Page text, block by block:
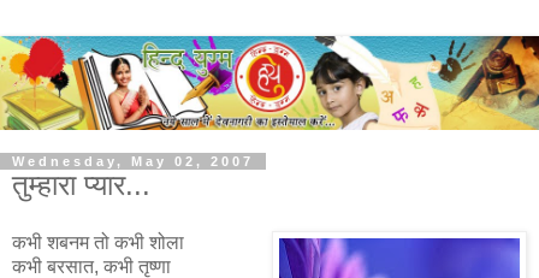
Wednesday, May 02, 2007
तुम्हारा प्यार...
कभी शबनम तो कभी शोला
कभी बरसात, कभी तृष्णा